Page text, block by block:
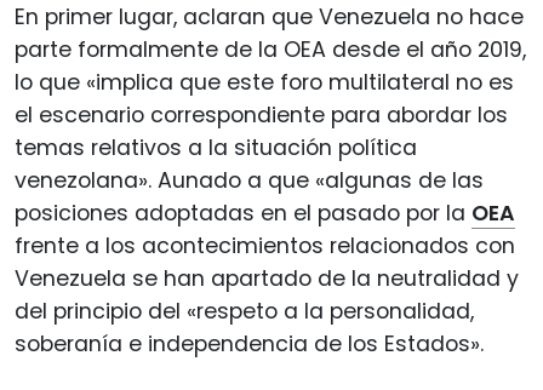
En primer lugar, aclaran que Venezuela no hace
parte formalmente de la OEA desde el año 2019,
lo que «implica que este foro multilateral no es
el escenario correspondiente para abordar los
temas relativos a la situación política
venezolana». Aunado a que «algunas de las
posiciones adoptadas en el pasado por la OEA
frente a los acontecimientos relacionados con
Venezuela se han apartado de la neutralidad y
del principio del «respeto a la personalidad,
soberanía e independencia de los Estados».